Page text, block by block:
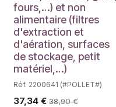
fours,…) et non
alimentaire (filtres
d'extraction et
d'aération, surfaces
de stockage, petit
matériel,…)
Réf. 2200641 (#POLLET#)
37,34 € 38,90€